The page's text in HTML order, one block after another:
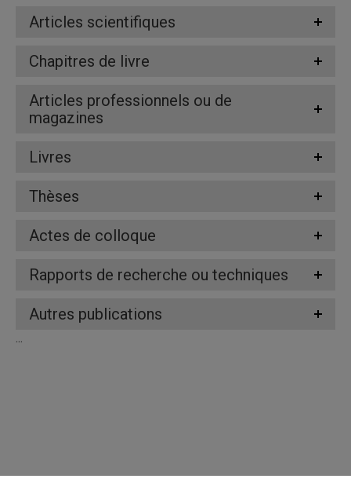
Articles scientifiques
Chapitres de livre
Articles professionnels ou de
magazines
Livres
Thèses
Actes de colloque
Rapports de recherche ou techniques
Autres publications
...